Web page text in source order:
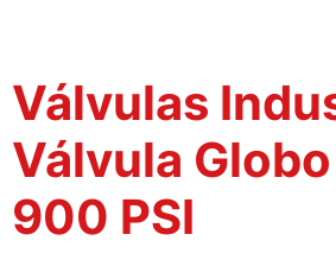
Válvulas
Válvula
900 PSI